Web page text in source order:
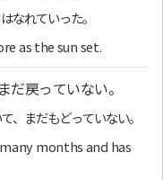
なれていった。
as the sun set.
戻っていない。
、まだもどっていない。
months and has